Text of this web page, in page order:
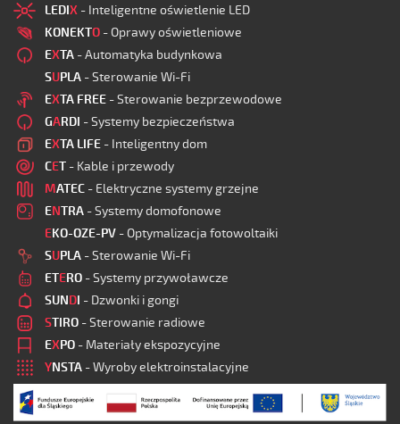
LEDIX - Inteligentne oświetlenie LED
KONEKTO - Oprawy oświetleniowe
EXTA - Automatyka budynkowa
SUPLA - Sterowanie Wi-Fi
EXTA FREE - Sterowanie bezprzewodowe
GARDI - Systemy bezpieczeństwa
EXTA LIFE - Inteligentny dom
CET - Kable i przewody
MATEC - Elektryczne systemy grzejne
ENTRA - Systemy domofonowe
EKO-OZE-PV - Optymalizacja fotowoltaiki
SUPLA - Sterowanie Wi-Fi
ETERO - Systemy przywoławcze
SUNDI - Dzwonki i gongi
STIRO - Sterowanie radiowe
EXPO - Materiały ekspozycyjne
YNSTA - Wyroby elektroinstalacyjne